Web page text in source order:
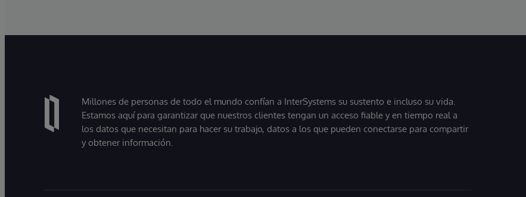
Millones de personas de todo el mundo confían a InterSystems su sustento e incluso su vida.
Estamos aquí para garantizar que nuestros clientes tengan un acceso fiable y en tiempo real a
los datos que necesitan para hacer su trabajo, datos a los que pueden conectarse para compartir
y obtener información.